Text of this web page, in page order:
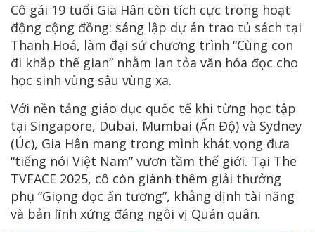
Cô gái 19 tuổi Gia Hân còn tích cực trong hoạt
động cộng đồng: sáng lập dự án trao tủ sách tại
Thanh Hoá, làm đại sứ chương trình “Cùng con
đi khắp thế gian” nhằm lan tỏa văn hóa đọc cho
học sinh vùng sâu vùng xa.
Với nền tảng giáo dục quốc tế khi từng học tập
tại Singapore, Dubai, Mumbai (Ấn Độ) và Sydney
(Úc), Gia Hân mang trong mình khát vọng đưa
“tiếng nói Việt Nam” vươn tầm thế giới. Tại The
TVFACE 2025, cô còn giành thêm giải thưởng
phụ “Giọng đọc ấn tượng”, khẳng định tài năng
và bản lĩnh xứng đáng ngôi vị Quán quân.